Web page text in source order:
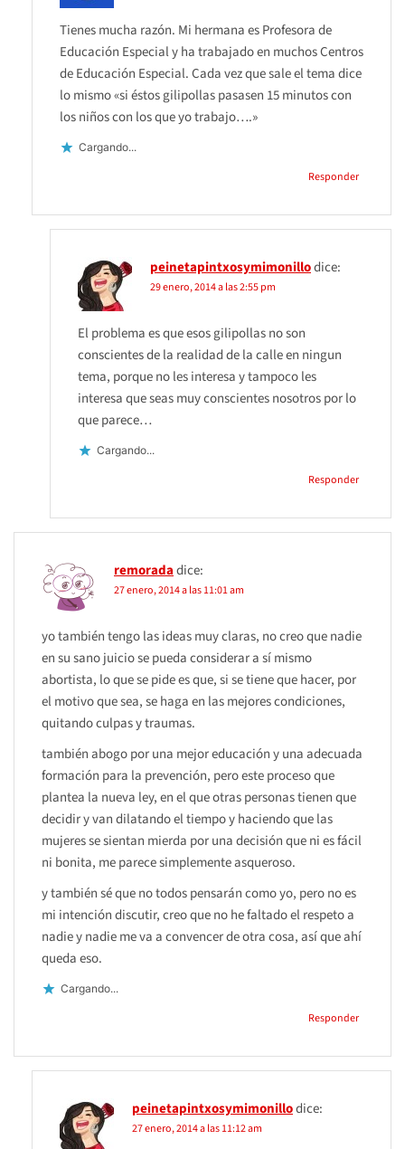
Tienes mucha razón. Mi hermana es Profesora de
Educación Especial y ha trabajado en muchos Centros
de Educación Especial. Cada vez que sale el tema dice
lo mismo «si éstos gilipollas pasasen 15 minutos con
los niños con los que yo trabajo….»
Cargando...
Responder
peinetapintxosymimonillodice:
29 enero, 2014 a las 2:55 pm
El problema es que esos gilipollas no son
conscientes de la realidad de la calle en ningun
tema, porque no les interesa y tampoco les
interesa que seas muy conscientes nosotros por lo
que parece…
Cargando...
Responder
remoradadice:
27 enero, 2014 a las 11:01 am
yo también tengo las ideas muy claras, no creo que nadie
en su sano juicio se pueda considerar a sí mismo
abortista, lo que se pide es que, si se tiene que hacer, por
el motivo que sea, se haga en las mejores condiciones,
quitando culpas y traumas.
también abogo por una mejor educación y una adecuada
formación para la prevención, pero este proceso que
plantea la nueva ley, en el que otras personas tienen que
decidir y van dilatando el tiempo y haciendo que las
mujeres se sientan mierda por una decisión que ni es fácil
ni bonita, me parece simplemente asqueroso.
y también sé que no todos pensarán como yo, pero no es
mi intención discutir, creo que no he faltado el respeto a
nadie y nadie me va a convencer de otra cosa, así que ahí
queda eso.
Cargando...
Responder
peinetapintxosymimonillodice:
27 enero, 2014 a las 11:12 am